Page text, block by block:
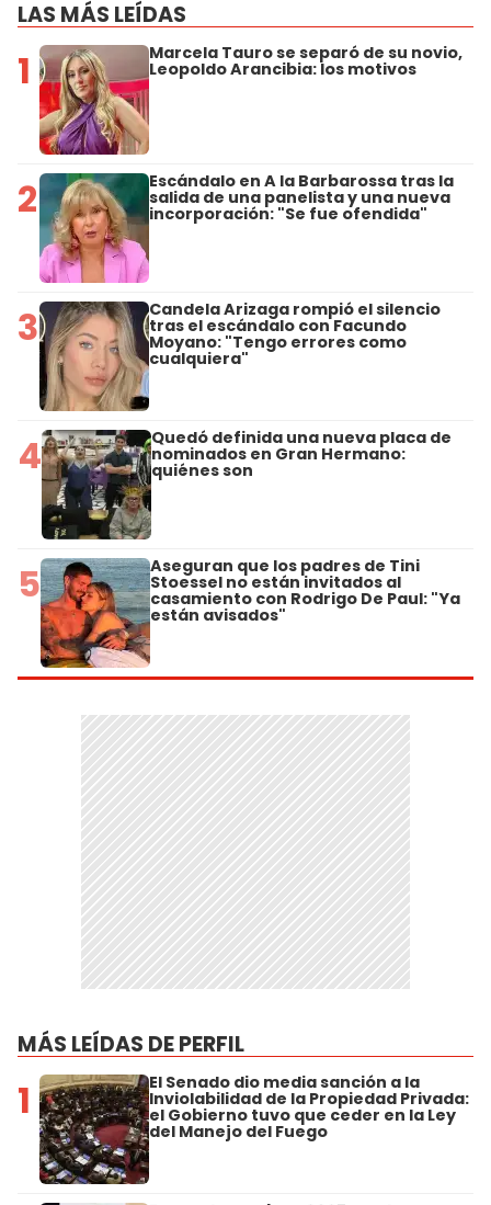
LAS MÁS LEÍDAS
1 Marcela Tauro se separó de su novio,
Leopoldo Arancibia: los motivos
2 Escándalo en A la Barbarossa tras la
salida de una panelista y una nueva
incorporación: "Se fue ofendida"
3 Candela Arizaga rompió el silencio
tras el escándalo con Facundo
Moyano: "Tengo errores como
cualquiera"
4 Quedó definida una nueva placa de
nominados en Gran Hermano:
quiénes son
5 Aseguran que los padres de Tini
Stoessel no están invitados al
casamiento con Rodrigo De Paul: "Ya
están avisados"
MÁS LEÍDAS DE PERFIL
1 El Senado dio media sanción a la
Inviolabilidad de la Propiedad Privada:
el Gobierno tuvo que ceder en la Ley
del Manejo del Fuego